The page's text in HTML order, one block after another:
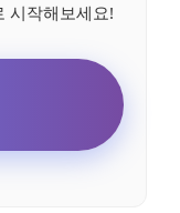
시작해보세요!